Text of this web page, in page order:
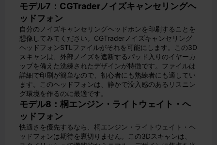
モデル7：CGTraderノイズキャンセリングヘ
ッドフォン
自分のノイズキャンセリングヘッドホンを印刷することを
想像してみてください。CGTraderノイズキャンセリング
ヘッドフォンSTLファイルがそれを可能にします。この3D
スキャンは、外部ノイズを遮断するパッド入りのイヤーカ
ップを備えた洗練されたデザインが特徴です。ファイルは
詳細で印刷が簡単なので、初心者にも熟練者にも適してい
ます。このヘッドフォンは、静かで没入感のあるリスニン
グ環境を作るのに最適です。
モデル8：桐エンジン・ライトウェイト・ヘ
ッドフォン
快適さを優先するなら、桐エンジン・ライトウェイト・ヘ
ッドフォンは期待を裏切りません。この3Dスキャンは、